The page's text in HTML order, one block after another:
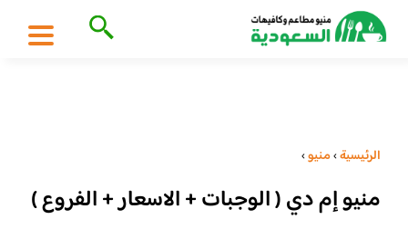
الرئيسية›منيو›
منيو إم دي ( الوجبات + الاسعار + الفروع )